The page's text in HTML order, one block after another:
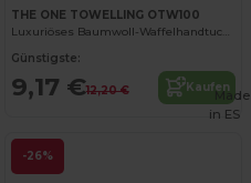
THE ONE TOWELLING OTW100
Luxuriöses Baumwoll-Waffelhandtuch für hohe Saugfähigkeit
Günstigste:
9,17 €12,20 € Kaufen
-26%
Made
in ES